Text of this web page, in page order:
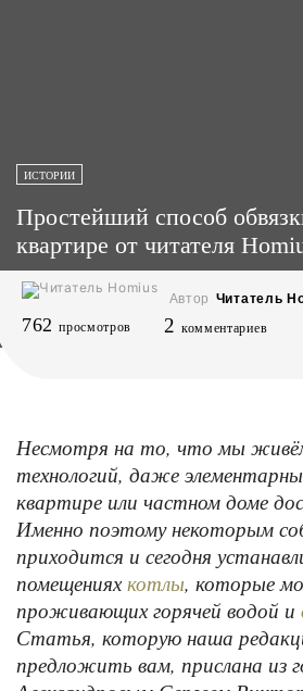
ИСТОРИИ
Простейший способ
квартире от читателя
Автор Читатель
762 просмотров 2 комментариев
Несмотря на то, что мы
технологий, даже
квартире или частном доме
Именно поэтому некоторым
приходится и сегодня
помещенияхкотлы, которые
проживающих горячей водой и
Статья, которую наша
предложить вам, прислана из